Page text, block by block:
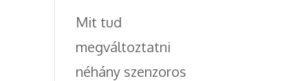
Mit tud
megváltoztatni
néhány szenzoros